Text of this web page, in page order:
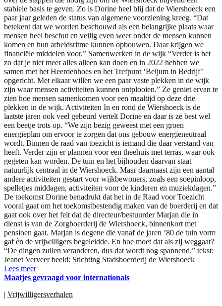
stabiele basis te geven. Zo is Dorine heel blij dat de Wiershoeck een
paar jaar geleden de status van algemene voorziening kreeg. “Dat
betekent dat we worden beschouwd als een belangrijke plaats waar
mensen heel beschut en veilig even weer onder de mensen kunnen
komen en hun arbeidsritme kunnen opbouwen. Daar krijgen we
financiële middelen voor.” Samenwerken in de wijk “Verder is het
zo dat je niet meer alles alleen kan doen en in 2022 hebben we
samen met het Heerdenhoes en het Trefpunt ‘Beijum in Bedrijf’
opgericht. Met elkaar willen we een paar vaste plekken in de wijk
zijn waar mensen activiteiten kunnen ontplooien.” Ze geniet ervan te
zien hoe mensen samenkomen voor een maaltijd op deze drie
plekken in de wijk. Activiteiten In en rond de Wiershoeck is de
laatste jaren ook veel gebeurd vertelt Dorine en daar is ze best wel
een beetje trots op. “We zijn bezig geweest met een groen
energieplan om ervoor te zorgen dat ons gebouw energieneutraal
wordt. Binnen de raad van toezicht is iemand die daar verstand van
heeft. Verder zijn er plannen voor een theehuis met terras, waar ook
gegeten kan worden. De tuin en het bijhouden daarvan staat
natuurlijk centraal in de Wiershoeck. Maar daarnaast zijn een aantal
andere activiteiten gestart voor wijkbewoners, zoals een soepinloop,
spelletjes middagen, activiteiten voor de kinderen en muziekdagen.”
De toekomst Dorine benadrukt dat het in de Raad voor Toezicht
vooral gaat om het toekomstbestendig maken van de boerderij en dat
gaat ook over het feit dat de directeur/bestuurder Marjan die in
dienst is van de Zorgboerderij de Wiershoeck, binnenkort met
pensioen gaat. Marjan is degene die vanaf de jaren ’80 de tuin vorm
gaf èn de vrijwilligers begeleidde. En hoe moet dat als zij weggaat?
“De dingen zullen veranderen, dus dat wordt nog spannend.” tekst:
Jeanet Verveer beeld: Stichting Stadsboerderij de Wiershoeck
Lees meer
Maatjes gevraagd voor internationals
| Vrijwilligersverhalen